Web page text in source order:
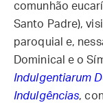
comunhão
Santo Padre),
paroquial e,
Dominical e o
Indulgentiarum
Indulgências,